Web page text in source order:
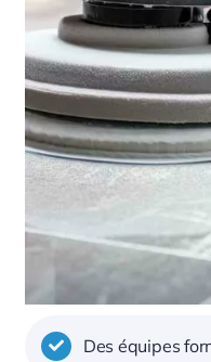
Des équipes